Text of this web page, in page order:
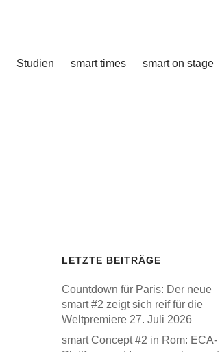
Studien smart times smart on stage
LETZTE BEITRÄGE
Countdown für Paris: Der neue
smart #2 zeigt sich reif für die
Weltpremiere 27. Juli 2026
smart Concept #2 in Rom: ECA-